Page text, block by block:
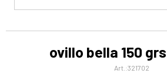
ovillo bella 150
321702